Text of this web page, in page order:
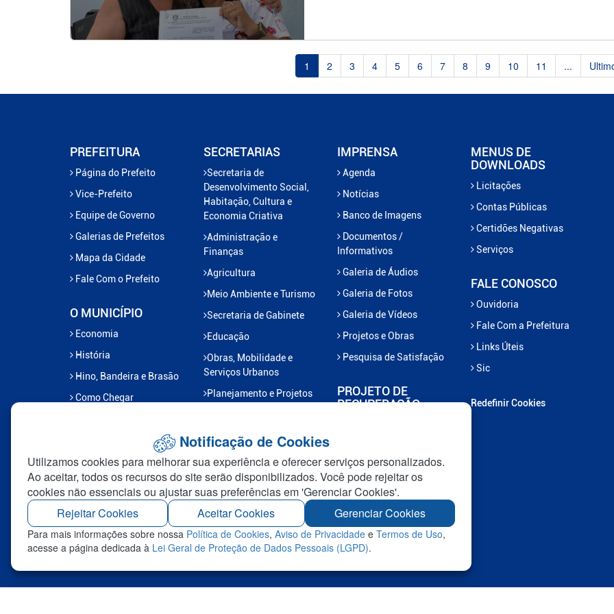
1 2 3 4 5 6 7 8 9 10 11 ...
PREFEITURA
Página do Prefeito
Vice-Prefeito
Equipe de Governo
Galerias de Prefeitos
Mapa da Cidade
Fale Com o Prefeito
O MUNICÍPIO
Economia
História
Hino, Bandeira e Brasão
Como Chegar
SECRETARIAS
Secretaria de
Desenvolvimento Social,
Habitação, Cultura e
Economia Criativa
Administração e
Finanças
Agricultura
Meio Ambiente e Turismo
Secretaria de Gabinete
Educação
Obras, Mobilidade e
Serviços Urbanos
Planejamento e Projetos
Saúde e Saneamento
Esporte e Lazer
Gabinete do Prefeito
Transportes
Administração Distrital
Assuntos Jurídicos
IMPRENSA
Agenda
Notícias
Banco de Imagens
Documentos /
Informativos
Galeria de Áudios
Galeria de Fotos
Galeria de Vídeos
Projetos e Obras
Pesquisa de Satisfação
PROJETO DE
RECUPERAÇÃO
Projeto Nascentes em
Recuperação
MENUS DE
DOWNLOADS
Licitações
Contas Públicas
Certidões Negativas
Serviços
FALE CONOSCO
Ouvidoria
Fale Com a Prefeitura
Links Úteis
Sic
Redefinir Cookies
Notificação de Cookies
Utilizamos cookies para melhorar sua experiência e oferecer serviços personalizados.
Ao aceitar, todos os recursos do site serão disponibilizados. Você pode rejeitar os
cookies não essenciais ou ajustar suas preferências em 'Gerenciar Cookies'.
Rejeitar Cookies
Aceitar Cookies Gerenciar Cookies
Para mais informações sobre nossa Política de Cookies, Aviso de Privacidade e Termos de Uso,
acesse a página dedicada à Lei Geral de Proteção de Dados Pessoais (LGPD).